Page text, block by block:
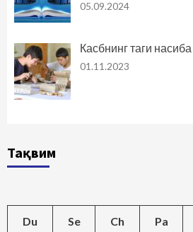
05.09.2024
Касбнинг таги насиба
01.11.2023
Тақвим
Du Se Ch Pa